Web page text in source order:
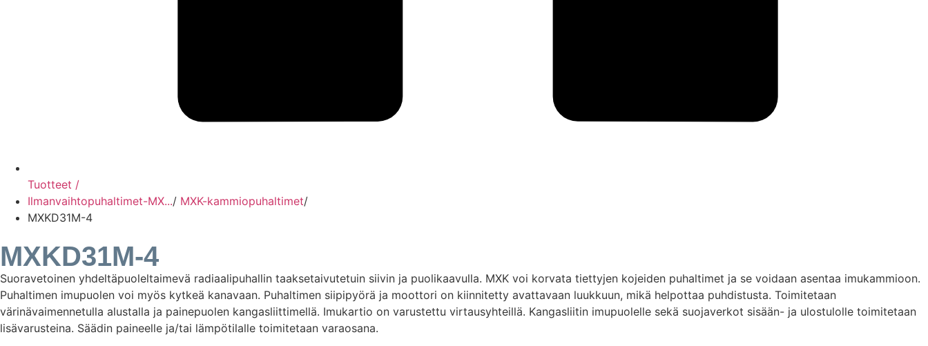
Tuotteet /
Ilmanvaihtopuhaltimet-MX.../ MXK-kammiopuhaltimet/
MXKD31M-4
MXKD31M-4
Suoravetoinen yhdeltäpuoleltaimevä radiaalipuhallin taaksetaivutetuin siivin ja puolikaavulla. MXK voi korvata tiettyjen kojeiden puhaltimet ja se voidaan asentaa imukammioon.
Puhaltimen imupuolen voi myös kytkeä kanavaan. Puhaltimen siipipyörä ja moottori on kiinnitetty avattavaan luukkuun, mikä helpottaa puhdistusta. Toimitetaan
värinävaimennetulla alustalla ja painepuolen kangasliittimellä. Imukartio on varustettu virtausyhteillä. Kangasliitin imupuolelle sekä suojaverkot sisään- ja ulostulolle toimitetaan
lisävarusteina. Säädin paineelle ja/tai lämpötilalle toimitetaan varaosana.